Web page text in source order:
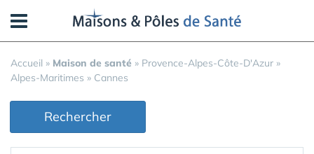
Accueil » Maison de santé » Provence-Alpes-Côte-D'Azur »
Alpes-Maritimes » Cannes
Rechercher
Panneau de gestion des cookies